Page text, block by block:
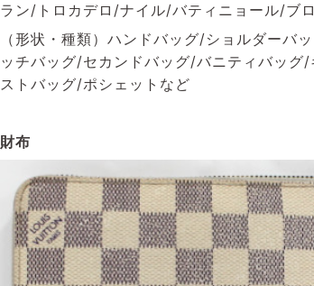
ラン/トロカデロ/ナイル/バティニョール/ブ
（形状・種類）ハンドバッグ/ショルダー
ッチバッグ/セカンドバッグ/バニティバッ
ストバッグ/ポシェットなど
財布